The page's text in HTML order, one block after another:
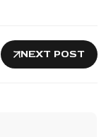
NEXT POST